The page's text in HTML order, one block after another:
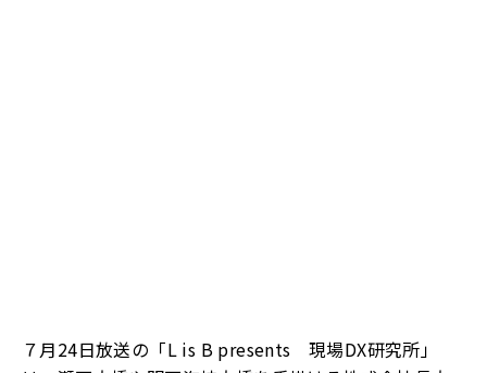
７月24日放送の「L is B presents 現場DX研究所」